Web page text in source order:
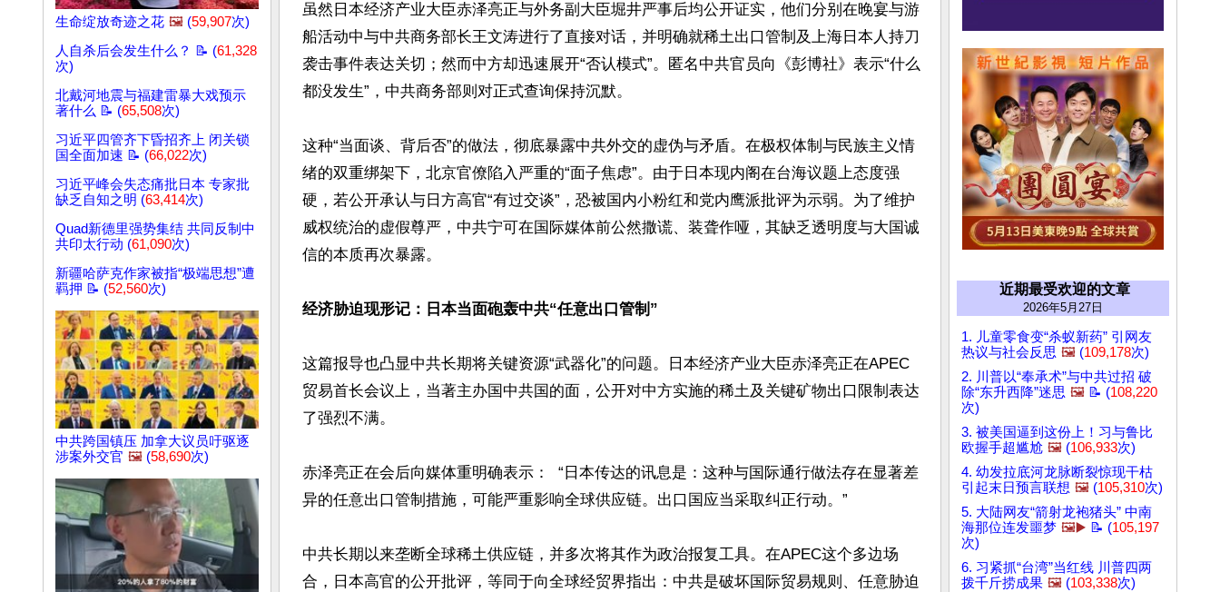
生命绽放奇迹之花 🖼️ (59,907次)
人自杀后会发生什么？ 📝 (61,328
次)
北戴河地震与福建雷暴大戏预示
著什么 📝 (65,508次)
习近平四管齐下昏招齐上 闭关锁
国全面加速 📝 (66,022次)
习近平峰会失态痛批日本 专家批
缺乏自知之明 (63,414次)
Quad新德里强势集结 共同反制中
共印太行动 (61,090次)
新疆哈萨克作家被指“极端思想”遭
羁押 📝 (52,560次)
中共跨国镇压 加拿大议员吁驱逐
涉案外交官 🖼️ (58,690次)
虽然日本经济产业大臣赤泽亮正与外务副大臣堀井严事后均公开证实，他们分别在晚宴与游
船活动中与中共商务部长王文涛进行了直接对话，并明确就稀土出口管制及上海日本人持刀
袭击事件表达关切；然而中方却迅速展开“否认模式”。匿名中共官员向《彭博社》表示“什么
都没发生”，中共商务部则对正式查询保持沉默。
这种“当面谈、背后否”的做法，彻底暴露中共外交的虚伪与矛盾。在极权体制与民族主义情
绪的双重绑架下，北京官僚陷入严重的“面子焦虑”。由于日本现内阁在台海议题上态度强
硬，若公开承认与日方高官“有过交谈”，恐被国内小粉红和党内鹰派批评为示弱。为了维护
威权统治的虚假尊严，中共宁可在国际媒体前公然撒谎、装聋作哑，其缺乏透明度与大国诚
信的本质再次暴露。
经济胁迫现形记：日本当面砲轰中共“任意出口管制”
这篇报导也凸显中共长期将关键资源“武器化”的问题。日本经济产业大臣赤泽亮正在APEC
贸易首长会议上，当著主办国中共国的面，公开对中方实施的稀土及关键矿物出口限制表达
了强烈不满。
赤泽亮正在会后向媒体重明确表示：  “日本传达的讯息是：这种与国际通行做法存在显著差
异的任意出口管制措施，可能严重影响全球供应链。出口国应当采取纠正行动。”
中共长期以来垄断全球稀土供应链，并多次将其作为政治报复工具。在APEC这个多边场
合，日本高官的公开批评，等同于向全球经贸界指出：中共是破坏国际贸易规则、任意胁迫
近期最受欢迎的文章
2026年5月27日
1. 儿童零食变“杀蚁新药” 引网友
热议与社会反思 🖼️ (109,178次)
2. 川普以“奉承术”与中共过招 破
除“东升西降”迷思 🖼️ 📝 (108,220
次)
3. 被美国逼到这份上！习与鲁比
欧握手超尴尬 🖼️ (106,933次)
4. 幼发拉底河龙脉断裂惊现干枯
引起末日预言联想 🖼️ (105,310次)
5. 大陆网友“箭射龙袍猪头” 中南
海那位连发噩梦 🖼️▶️ 📝 (105,197
次)
6. 习紧抓“台湾”当红线 川普四两
拨千斤捞成果 🖼️ (103,338次)